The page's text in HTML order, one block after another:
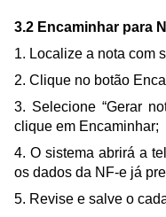
3.2 Encaminhar para
1. Localize a nota com
2. Clique no botão
3. Selecione “Gerar
clique em Encaminhar;
4. O sistema abrirá a
os dados da NF-e já
5. Revise e salve o